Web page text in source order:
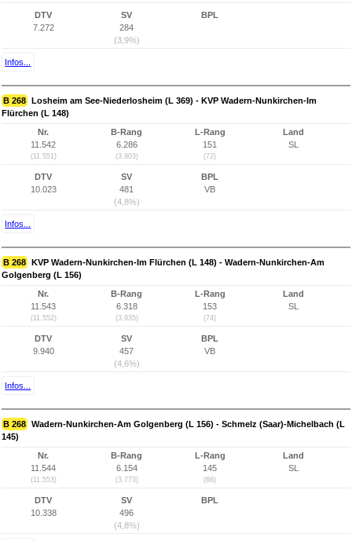
DTV
7.272
SV
284
(3,9%)
BPL
Infos...
B 268 Losheim am See-Niederlosheim (L 369) - KVP Wadern-Nunkirchen-Im
Flürchen (L 148)
Nr.
11.542
(11.551)
B-Rang
6.286
(3.903)
L-Rang
151
(72)
Land
SL
DTV
10.023
SV
481
(4,8%)
BPL
VB
Infos...
B 268 KVP Wadern-Nunkirchen-Im Flürchen (L 148) - Wadern-Nunkirchen-Am
Golgenberg (L 156)
Nr.
11.543
(11.552)
B-Rang
6.318
(3.935)
L-Rang
153
(74)
Land
SL
DTV
9.940
SV
457
(4,6%)
BPL
VB
Infos...
B 268 Wadern-Nunkirchen-Am Golgenberg (L 156) - Schmelz (Saar)-Michelbach (L
145)
Nr.
11.544
(11.553)
B-Rang
6.154
(3.773)
L-Rang
145
(66)
Land
SL
DTV
10.338
SV
496
(4,8%)
BPL